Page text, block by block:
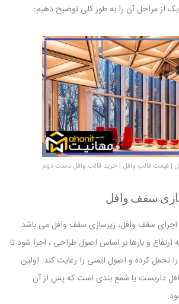
از مراحل آن را به طور کلی توضیح دهیم:
| قیمت قالب وافل | خرید قالب وافل دست دوم
سقف وافل
اجرای سقف وافل، زیرسازی سقف وافل می باشد.
ارتفاع و بارها بر اساس اصول طراحی ، اجرا شود تا
تحمل کرده و اصول ایمنی را رعایت کند. اولین
داربست یا شمع بندی است که پس از آن